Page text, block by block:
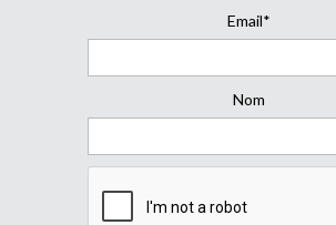
Email*
Nom